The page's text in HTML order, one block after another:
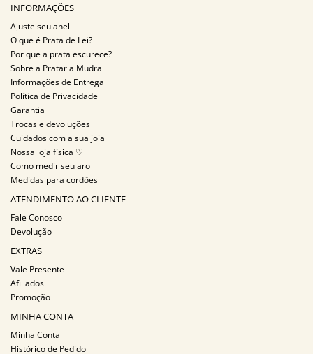
INFORMAÇÕES
Ajuste seu anel
O que é Prata de Lei?
Por que a prata escurece?
Sobre a Prataria Mudra
Informações de Entrega
Política de Privacidade
Garantia
Trocas e devoluções
Cuidados com a sua joia
Nossa loja física ♡
Como medir seu aro
Medidas para cordões
ATENDIMENTO AO CLIENTE
Fale Conosco
Devolução
EXTRAS
Vale Presente
Afiliados
Promoção
MINHA CONTA
Minha Conta
Histórico de Pedido